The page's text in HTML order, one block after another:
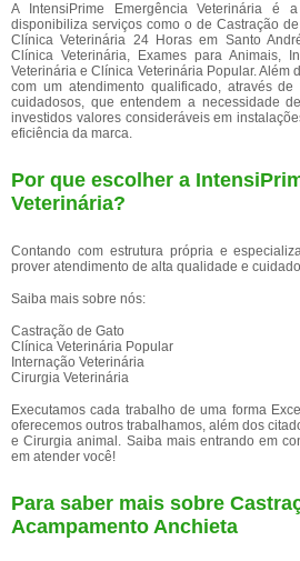
A IntensiPrime Emergência Veterinária é
disponibiliza serviços como o de Castração
Clínica Veterinária 24 Horas em Santo
Clínica Veterinária, Exames para Animais,
Veterinária e Clínica Veterinária Popular. Além
com um atendimento qualificado, através
cuidadosos, que entendem a necessidade
investidos valores consideráveis em
eficiência da marca.
Por que escolher a
Veterinária?
Contando com estrutura própria e
prover atendimento de alta qualidade e
Saiba mais sobre nós:
Castração de Gato
Clínica Veterinária Popular
Internação Veterinária
Cirurgia Veterinária
Executamos cada trabalho de uma forma
oferecemos outros trabalhamos, além dos
e Cirurgia animal. Saiba mais entrando em
em atender você!
Para saber mais sobre
Acampamento Anchieta